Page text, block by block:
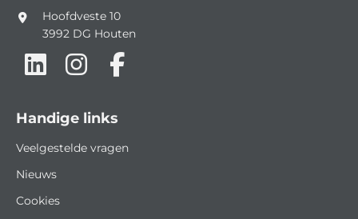
Handige links
Veelgestelde vragen
Nieuws
Cookies
Hoofdveste 10
3992 DG Houten